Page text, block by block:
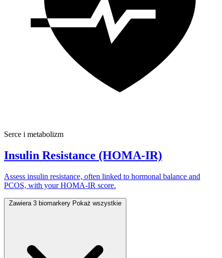
Serce i metabolizm
Insulin Resistance (HOMA-IR)
Assess insulin resistance, often linked to hormonal balance and
PCOS, with your HOMA-IR score.
Zawiera 3 biomarkery Pokaż wszystkie